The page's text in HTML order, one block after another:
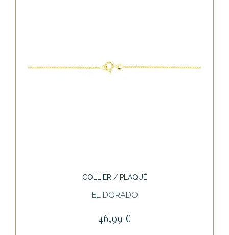
COLLIER / PLAQUÉ
EL DORADO
46,99 €